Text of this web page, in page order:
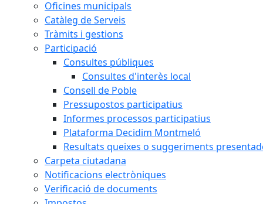
Oficines municipals
Catàleg de Serveis
Tràmits i gestions
Participació
Consultes públiques
Consultes d'interès local
Consell de Poble
Pressupostos participatius
Informes processos participatius
Plataforma Decidim Montmeló
Resultats queixes o suggeriments
Carpeta ciutadana
Notificacions electròniques
Verificació de documents